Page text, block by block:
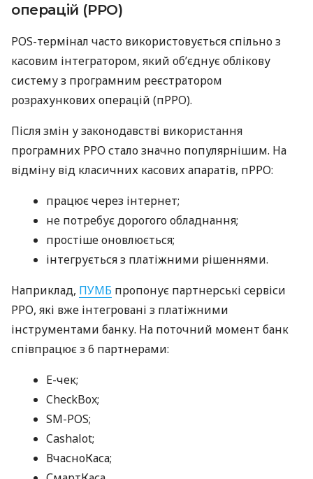
операцій (РРО)
POS-термінал часто використовується спільно з
касовим інтегратором, який об’єднує облікову
систему з програмним реєстратором
розрахункових операцій (пРРО).
Після змін у законодавстві використання
програмних РРО стало значно популярнішим. На
відміну від класичних касових апаратів, пРРО:
працює через інтернет;
не потребує дорогого обладнання;
простіше оновлюється;
інтегрується з платіжними рішеннями.
Наприклад, ПУМБ пропонує партнерські сервіси
РРО, які вже інтегровані з платіжними
інструментами банку. На поточний момент банк
співпрацює з 6 партнерами:
E-чек;
CheckBox;
SM-POS;
Cashalot;
ВчасноКаса;